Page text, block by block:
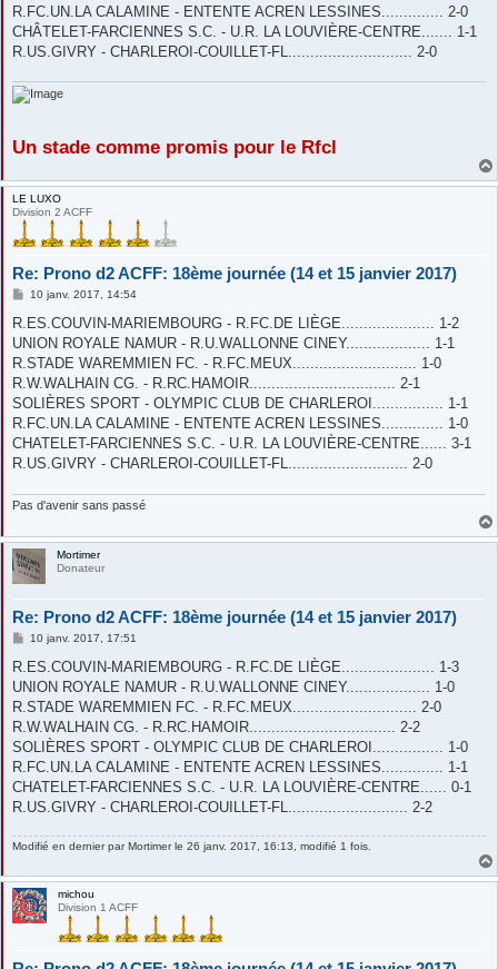
R.FC.UN.LA CALAMINE - ENTENTE ACREN LESSINES.............. 2-0
CHÂTELET-FARCIENNES S.C. - U.R. LA LOUVIÈRE-CENTRE....... 1-1
R.US.GIVRY - CHARLEROI-COUILLET-FL............................ 2-0
Un stade comme promis pour le Rfcl
LE LUXO
Division 2 ACFF
Re: Prono d2 ACFF: 18ème journée (14 et 15 janvier 2017)
M
s
a
g
10 janv. 2017, 14:54
R.ES.COUVIN-MARIEMBOURG - R.FC.DE LIÈGE..................... 1-2
UNION ROYALE NAMUR - R.U.WALLONNE CINEY................... 1-1
R.STADE WAREMMIEN FC. - R.FC.MEUX............................ 1-0
R.W.WALHAIN CG. - R.RC.HAMOIR................................. 2-1
SOLIÈRES SPORT - OLYMPIC CLUB DE CHARLEROI................ 1-1
R.FC.UN.LA CALAMINE - ENTENTE ACREN LESSINES.............. 1-0
CHATELET-FARCIENNES S.C. - U.R. LA LOUVIÈRE-CENTRE...... 3-1
R.US.GIVRY - CHARLEROI-COUILLET-FL........................... 2-0
Pas d'avenir sans passé
Mortimer
Donateur
Re: Prono d2 ACFF: 18ème journée (14 et 15 janvier 2017)
M
s
a
g
10 janv. 2017, 17:51
R.ES.COUVIN-MARIEMBOURG - R.FC.DE LIÈGE..................... 1-3
UNION ROYALE NAMUR - R.U.WALLONNE CINEY................... 1-0
R.STADE WAREMMIEN FC. - R.FC.MEUX............................ 2-0
R.W.WALHAIN CG. - R.RC.HAMOIR................................. 2-2
SOLIÈRES SPORT - OLYMPIC CLUB DE CHARLEROI................ 1-0
R.FC.UN.LA CALAMINE - ENTENTE ACREN LESSINES.............. 1-1
CHATELET-FARCIENNES S.C. - U.R. LA LOUVIÈRE-CENTRE...... 0-1
R.US.GIVRY - CHARLEROI-COUILLET-FL........................... 2-2
Modifié en dernier par Mortimerle 26 janv. 2017, 16:13, modifié 1 fois.
michou
Division 1 ACFF